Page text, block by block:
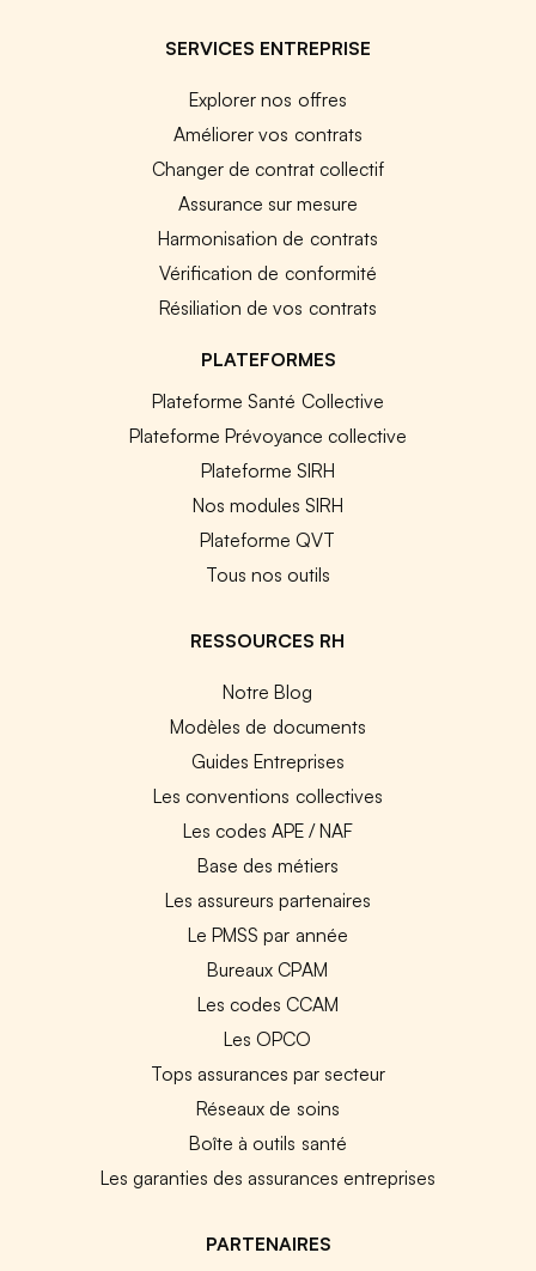
SERVICES ENTREPRISE
Explorer nos offres
Améliorer vos contrats
Changer de contrat collectif
Assurance sur mesure
Harmonisation de contrats
Vérification de conformité
Résiliation de vos contrats
PLATEFORMES
Plateforme Santé Collective
Plateforme Prévoyance collective
Plateforme SIRH
Nos modules SIRH
Plateforme QVT
Tous nos outils
RESSOURCES RH
Notre Blog
Modèles de documents
Guides Entreprises
Les conventions collectives
Les codes APE / NAF
Base des métiers
Les assureurs partenaires
Le PMSS par année
Bureaux CPAM
Les codes CCAM
Les OPCO
Tops assurances par secteur
Réseaux de soins
Boîte à outils santé
Les garanties des assurances entreprises
PARTENAIRES